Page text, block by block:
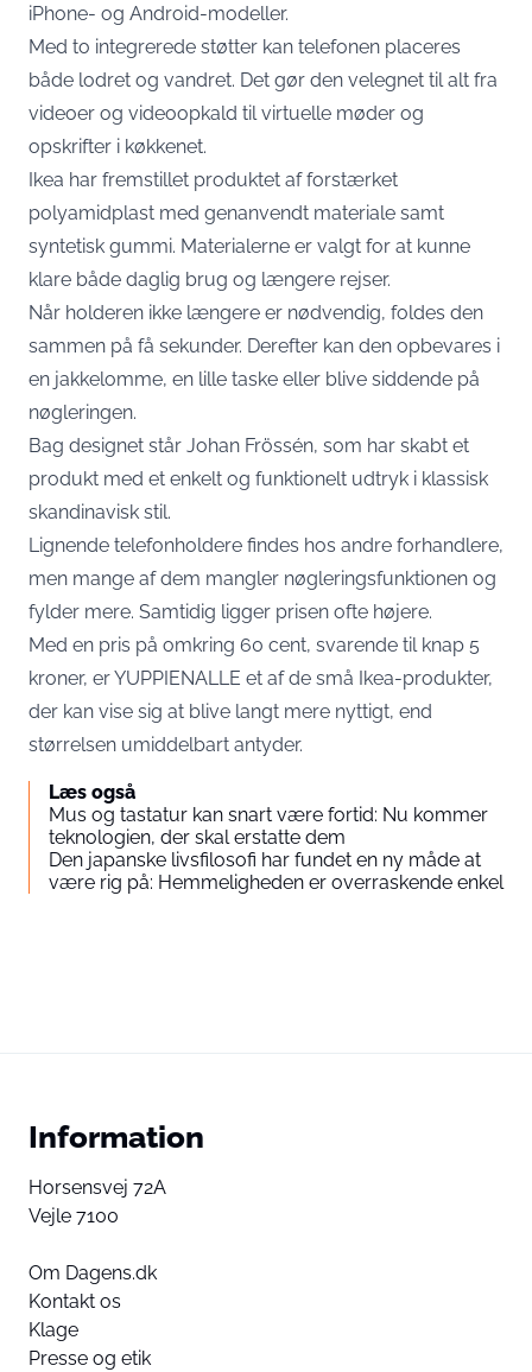
iPhone- og Android-modeller.
Med to integrerede støtter kan telefonen placeres
både lodret og vandret. Det gør den velegnet til alt fra
videoer og videoopkald til virtuelle møder og
opskrifter i køkkenet.
Ikea har fremstillet produktet af forstærket
polyamidplast med genanvendt materiale samt
syntetisk gummi. Materialerne er valgt for at kunne
klare både daglig brug og længere rejser.
Når holderen ikke længere er nødvendig, foldes den
sammen på få sekunder. Derefter kan den opbevares i
en jakkelomme, en lille taske eller blive siddende på
nøgleringen.
Bag designet står Johan Frössén, som har skabt et
produkt med et enkelt og funktionelt udtryk i klassisk
skandinavisk stil.
Lignende telefonholdere findes hos andre forhandlere,
men mange af dem mangler nøgleringsfunktionen og
fylder mere. Samtidig ligger prisen ofte højere.
Med en pris på omkring 60 cent, svarende til knap 5
kroner, er YUPPIENALLE et af de små Ikea-produkter,
der kan vise sig at blive langt mere nyttigt, end
størrelsen umiddelbart antyder.
Læs også
Mus og tastatur kan snart være fortid: Nu kommer
teknologien, der skal erstatte dem
Den japanske livsfilosofi har fundet en ny måde at
være rig på: Hemmeligheden er overraskende enkel
Information
Horsensvej 72A
Vejle 7100
Om Dagens.dk
Kontakt os
Klage
Presse og etik